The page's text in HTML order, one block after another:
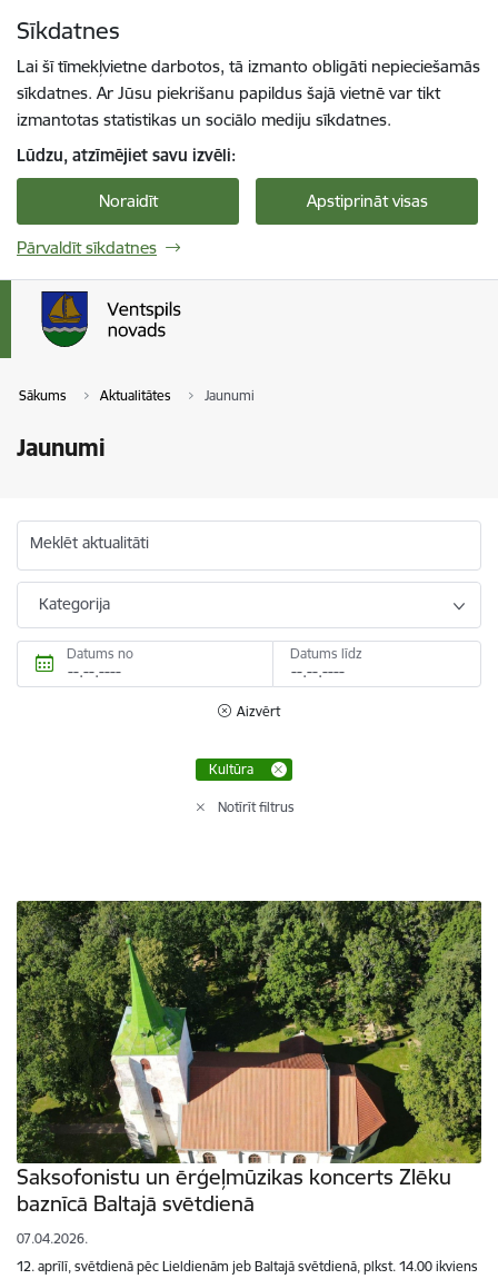
Sīkdatnes
Lai šī tīmekļvietne darbotos, tā izmanto obligāti nepieciešamās
sīkdatnes. Ar Jūsu piekrišanu papildus šajā vietnē var tikt
izmantotas statistikas un sociālo mediju sīkdatnes.
Lūdzu, atzīmējiet savu izvēli:
Noraidīt Apstiprināt visas
Pārvaldīt sīkdatnes
Sākums Aktualitātes Jaunumi
Jaunumi
Meklēt aktualitāti
Kategorija
Datums no Datums līdz
Aizvērt
Kultūra
Notīrīt filtrus
Saksofonistu un ērģeļmūzikas koncerts Zlēku
baznīcā Baltajā svētdienā
07.04.2026.
12. aprīlī, svētdienā pēc Lieldienām jeb Baltajā svētdienā, plkst. 14.00 ikviens